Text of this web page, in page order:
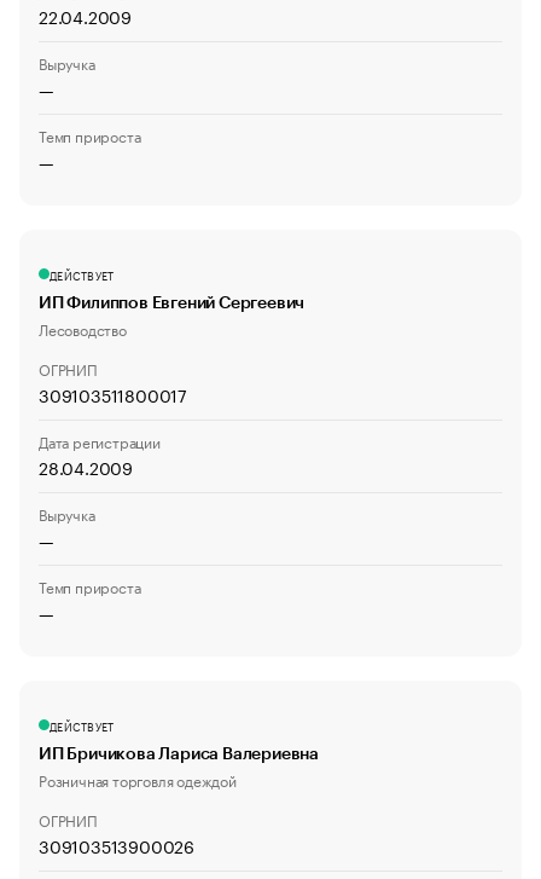
22.04.2009
Выручка
—
Темп прироста
—
ДЕЙСТВУЕТ
ИП Филиппов Евгений Сергеевич
Лесоводство
ОГРНИП
309103511800017
Дата регистрации
28.04.2009
Выручка
—
Темп прироста
—
ДЕЙСТВУЕТ
ИП Бричикова Лариса Валериевна
Розничная торговля одеждой
ОГРНИП
309103513900026